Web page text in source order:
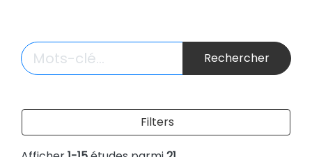
Rechercher
Filters